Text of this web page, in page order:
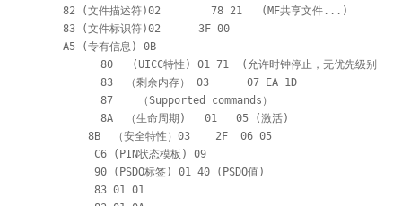
   82 (文件描述符)02        78 21   (MF共享文件...)
   83 (文件标识符)02      3F 00
   A5 (专有信息) 0B
80   (UICC特性) 01 71  (允许时钟停止，无优先级别，支
         83  （剩余内存） 03      07 EA 1D
87    （Supported commands）
         8A  （生命周期)   01   05 (激活)
       8B  （安全特性）03    2F  06 05
        C6 (PIN状态模板) 09
        90 (PSDO标签) 01 40 (PSDO值)
        83 01 01